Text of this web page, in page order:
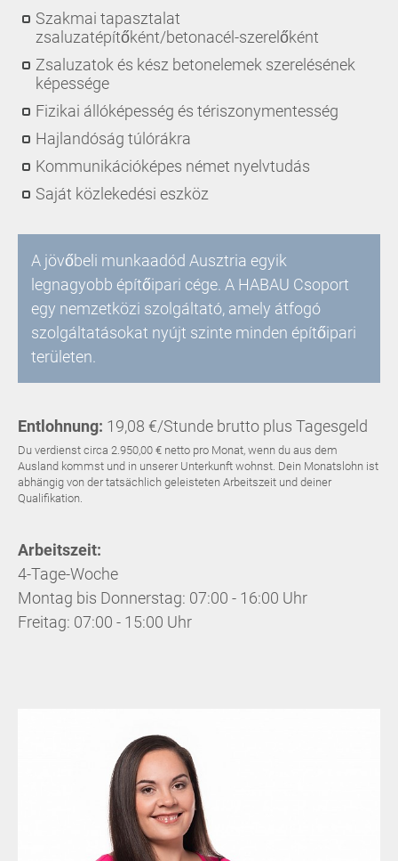
Szakmai tapasztalat
zsaluzatépítőként/betonacél-szerelőként
Zsaluzatok és kész betonelemek szerelésének
képessége
Fizikai állóképesség és tériszonymentesség
Hajlandóság túlórákra
Kommunikációképes német nyelvtudás
Saját közlekedési eszköz
A jövőbeli munkaadód Ausztria egyik
legnagyobb építőipari cége. A HABAU Csoport
egy nemzetközi szolgáltató, amely átfogó
szolgáltatásokat nyújt szinte minden építőipari
területen.
Entlohnung: 19,08 €/Stunde brutto plus Tagesgeld
Du verdienst circa 2.950,00 € netto pro Monat, wenn du aus dem
Ausland kommst und in unserer Unterkunft wohnst. Dein Monatslohn ist
abhängig von der tatsächlich geleisteten Arbeitszeit und deiner
Qualifikation.
Arbeitszeit:
4-Tage-Woche
Montag bis Donnerstag: 07:00 - 16:00 Uhr
Freitag: 07:00 - 15:00 Uhr